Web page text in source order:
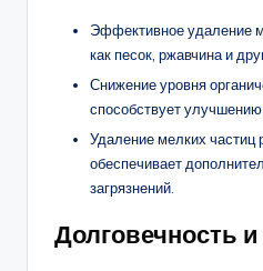
Эффективное удаление
как песок, ржавчина и
Снижение уровня
способствует улучшению
Удаление мелких частиц
обеспечивает
загрязнений.
Долговечность